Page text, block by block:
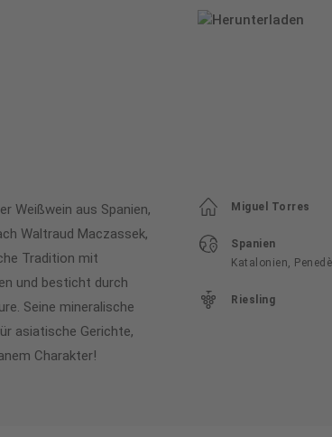
Weißwein aus Spanien,
Waltraud Maczassek,
Tradition mit
und besticht durch
Seine mineralische
asiatische Gerichte,
Charakter!
Miguel Torres
Spanien
Katalonien,
Riesling